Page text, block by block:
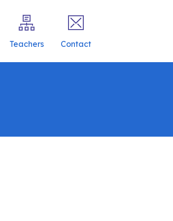
Teachers Contact